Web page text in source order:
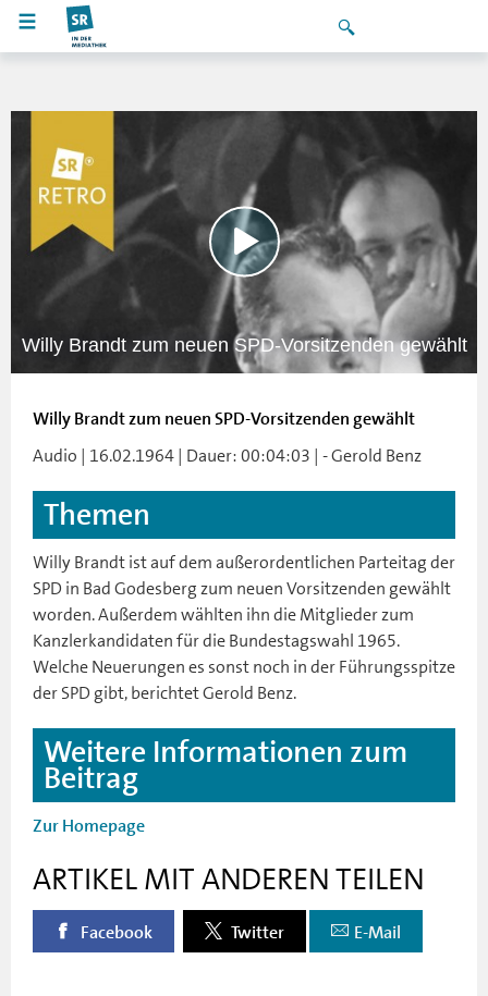
Willy Brandt zum neuen SPD-Vorsitzenden gewählt
Willy Brandt zum neuen SPD-Vorsitzenden gewählt
Audio | 16.02.1964 | Dauer: 00:04:03 | - Gerold Benz
Themen
Willy Brandt ist auf dem außerordentlichen Parteitag der
SPD in Bad Godesberg zum neuen Vorsitzenden gewählt
worden. Außerdem wählten ihn die Mitglieder zum
Kanzlerkandidaten für die Bundestagswahl 1965.
Welche Neuerungen es sonst noch in der Führungsspitze
der SPD gibt, berichtet Gerold Benz.
Weitere Informationen zum
Beitrag
Zur Homepage
ARTIKEL MIT ANDEREN TEILEN
Facebook Twitter E-Mail